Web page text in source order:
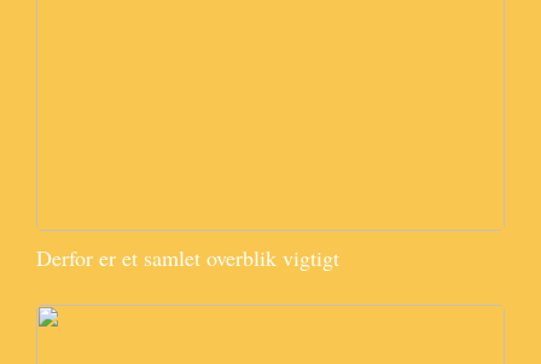
Derfor er et samlet overblik vigtigt